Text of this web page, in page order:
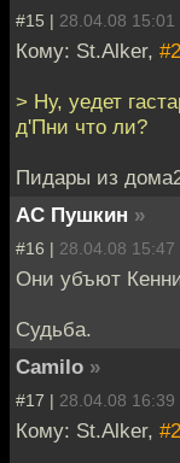
#15 | 28.04.08 15:01
Кому: St.Alker, #2
> Ну, уедет
д'Пни что ли?
Пидары из
АС Пушкин »
#16 | 28.04.08 15:47
Они убъют
Судьба.
Camilo »
#17 | 28.04.08 16:39
Кому: St.Alker, #2